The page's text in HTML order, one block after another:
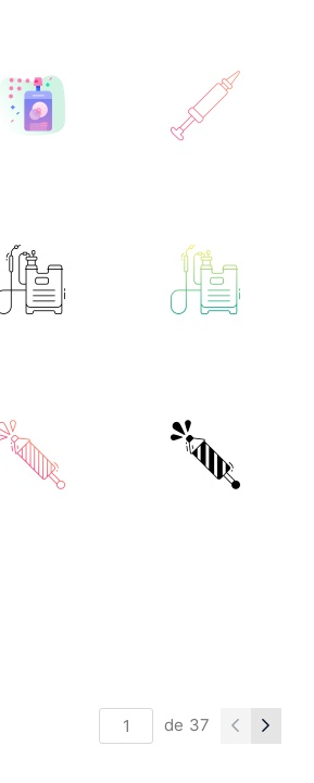
de 37